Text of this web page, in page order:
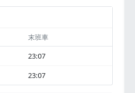
末班車
23:07
23:07